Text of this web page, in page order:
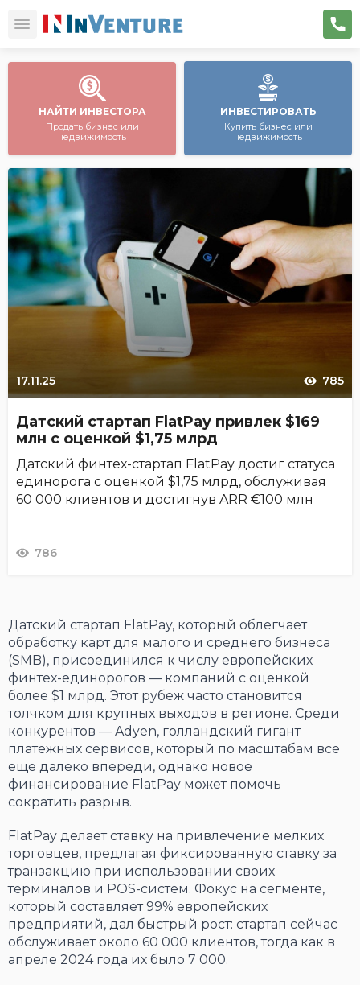
НАЙТИ ИНВЕСТОРА
Продать бизнес или
недвижимость
ИНВЕСТИРОВАТЬ
Купить бизнес или
недвижимость
17.11.25 785
Датский стартап FlatPay привлек $169
млн с оценкой $1,75 млрд
Датский финтех-стартап FlatPay достиг статуса
единорога с оценкой $1,75 млрд, обслуживая
60 000 клиентов и достигнув ARR €100 млн
786
Датский стартап FlatPay, который облегчает
обработку карт для малого и среднего бизнеса
(SMB), присоединился к числу европейских
финтех-единорогов — компаний с оценкой
более $1 млрд. Этот рубеж часто становится
толчком для крупных выходов в регионе. Среди
конкурентов — Adyen, голландский гигант
платежных сервисов, который по масштабам все
еще далеко впереди, однако новое
финансирование FlatPay может помочь
сократить разрыв.
FlatPay делает ставку на привлечение мелких
торговцев, предлагая фиксированную ставку за
транзакцию при использовании своих
терминалов и POS-систем. Фокус на сегменте,
который составляет 99% европейских
предприятий, дал быстрый рост: стартап сейчас
обслуживает около 60 000 клиентов, тогда как в
апреле 2024 года их было 7 000.